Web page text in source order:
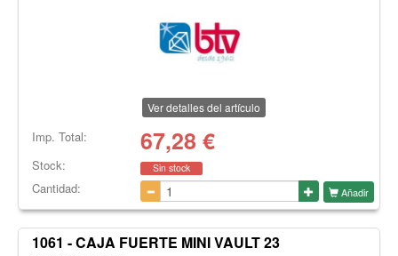
Ver detalles del artículo
Imp. Total: 67,28 €
Stock: Sin stock
Cantidad: Añadir
1061 - CAJA FUERTE MINI VAULT 23